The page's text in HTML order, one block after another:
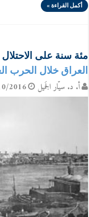
أكمل القراءة »
مئة سنة على الاحتلال
العراق خلال الحرب
أ. د. سيّار الجَميل 2016